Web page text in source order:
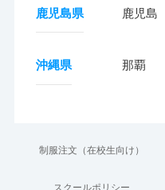
鹿児島県 鹿児島
沖縄県 那覇
制服注文（在校生向け）
スクールポリシー